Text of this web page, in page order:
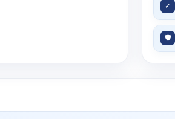
✓
🛡